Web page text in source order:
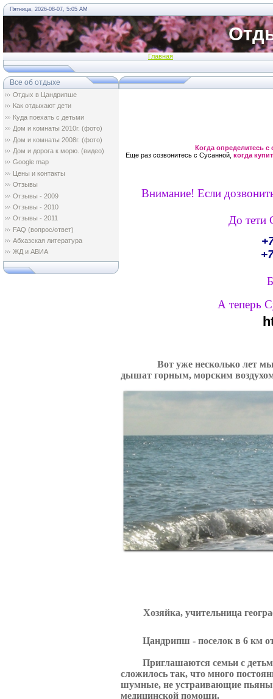
Пятница, 2026-08-07, 5:05 AM
Главная
Все об отдыхе
Отдых в Цандрипше
Как отдыхают дети
Куда поехать с детьми
Дом и комнаты 2010г. (фото)
Дом и комнаты 2008г. (фото)
Дом и дорога к морю. (видео)
Google map
Цены и контакты
Отзывы
Oтзывы - 2009
Oтзывы - 2010
Oтзывы - 2011
FAQ (вопрос/ответ)
Абхазская литература
ЖД и АВИА
Когда определитесь с
Еще раз созвонитесь с Сусанной, когда
Внимание! Если
До тети
А теперь
Вот уже несколько лет мы с
дышат горным, морским
Хозяйка, учительница
Цандрипш - поселок в 6 км от
Приглашаются семьи с детьми.
сложилось так, что много
шумные, не устраивающие
медицинской помощи.